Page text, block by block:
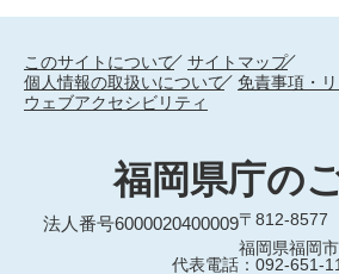
このサイトについて
サイトマップ
個人情報の取扱いについて
免責事項・
ウェブアクセシビリティ
福岡県庁の
法人番号6000020400009〒812-8577
福岡県福岡
代表電話：092-651-